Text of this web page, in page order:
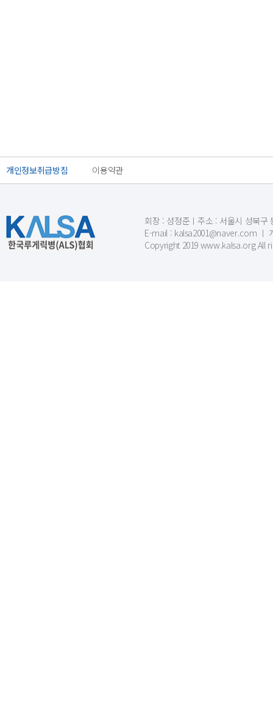
개인정보취급방침 이용약관
회장 : 성정준ㅣ주소 : 서울시 성북구
E-mail : kalsa2001@naver.com ㅣ
Copyright 2019 www.kalsa.org All